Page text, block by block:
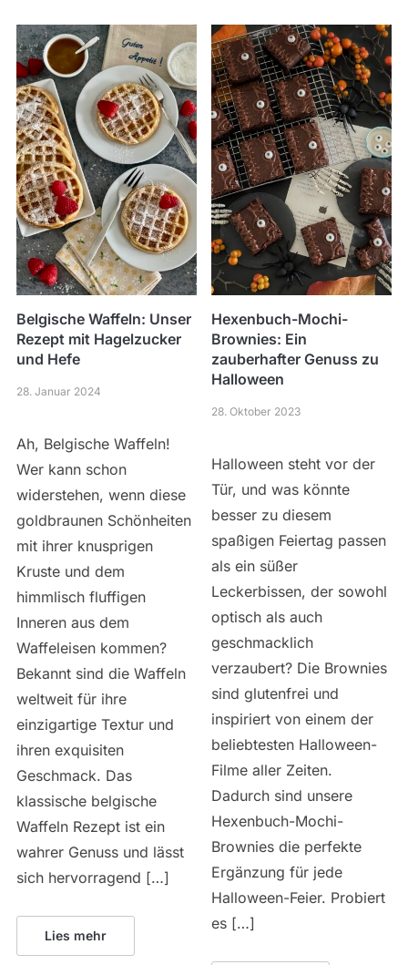
Belgische Waffeln: Unser
Rezept mit Hagelzucker
und Hefe
28. Januar 2024
Ah, Belgische Waffeln!
Wer kann schon
widerstehen, wenn diese
goldbraunen Schönheiten
mit ihrer knusprigen
Kruste und dem
himmlisch fluffigen
Inneren aus dem
Waffeleisen kommen?
Bekannt sind die Waffeln
weltweit für ihre
einzigartige Textur und
ihren exquisiten
Geschmack. Das
klassische belgische
Waffeln Rezept ist ein
wahrer Genuss und lässt
sich hervorragend […]
Lies mehr
Hexenbuch-Mochi-
Brownies: Ein
zauberhafter Genuss zu
Halloween
28. Oktober 2023
Halloween steht vor der
Tür, und was könnte
besser zu diesem
spaßigen Feiertag passen
als ein süßer
Leckerbissen, der sowohl
optisch als auch
geschmacklich
verzaubert? Die Brownies
sind glutenfrei und
inspiriert von einem der
beliebtesten Halloween-
Filme aller Zeiten.
Dadurch sind unsere
Hexenbuch-Mochi-
Brownies die perfekte
Ergänzung für jede
Halloween-Feier. Probiert
es […]